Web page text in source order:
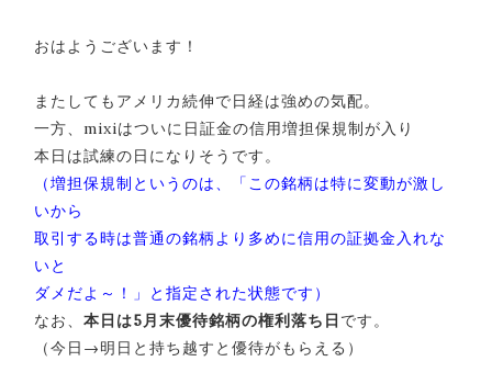
おはようございます！
またしてもアメリカ続伸で日経は強めの気配。
一方、mixiはついに日証金の信用増担保規制が入り
本日は試練の日になりそうです。
（増担保規制というのは、「この銘柄は特に変動が激し
いから
取引する時は普通の銘柄より多めに信用の証拠金入れな
いと
ダメだよ～！」と指定された状態です）
なお、 本日は5月末優待銘柄の権利落ち日 です。
（今日→明日と持ち越すと優待がもらえる）